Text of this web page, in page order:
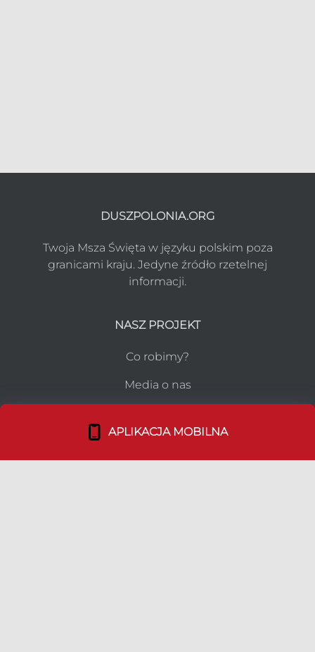
DUSZPOLONIA.ORG
Twoja Msza Święta w języku polskim poza
granicami kraju. Jedyne źródło rzetelnej
informacji.
NASZ PROJEKT
Co robimy?
Media o nas
APLIKACJA MOBILNA